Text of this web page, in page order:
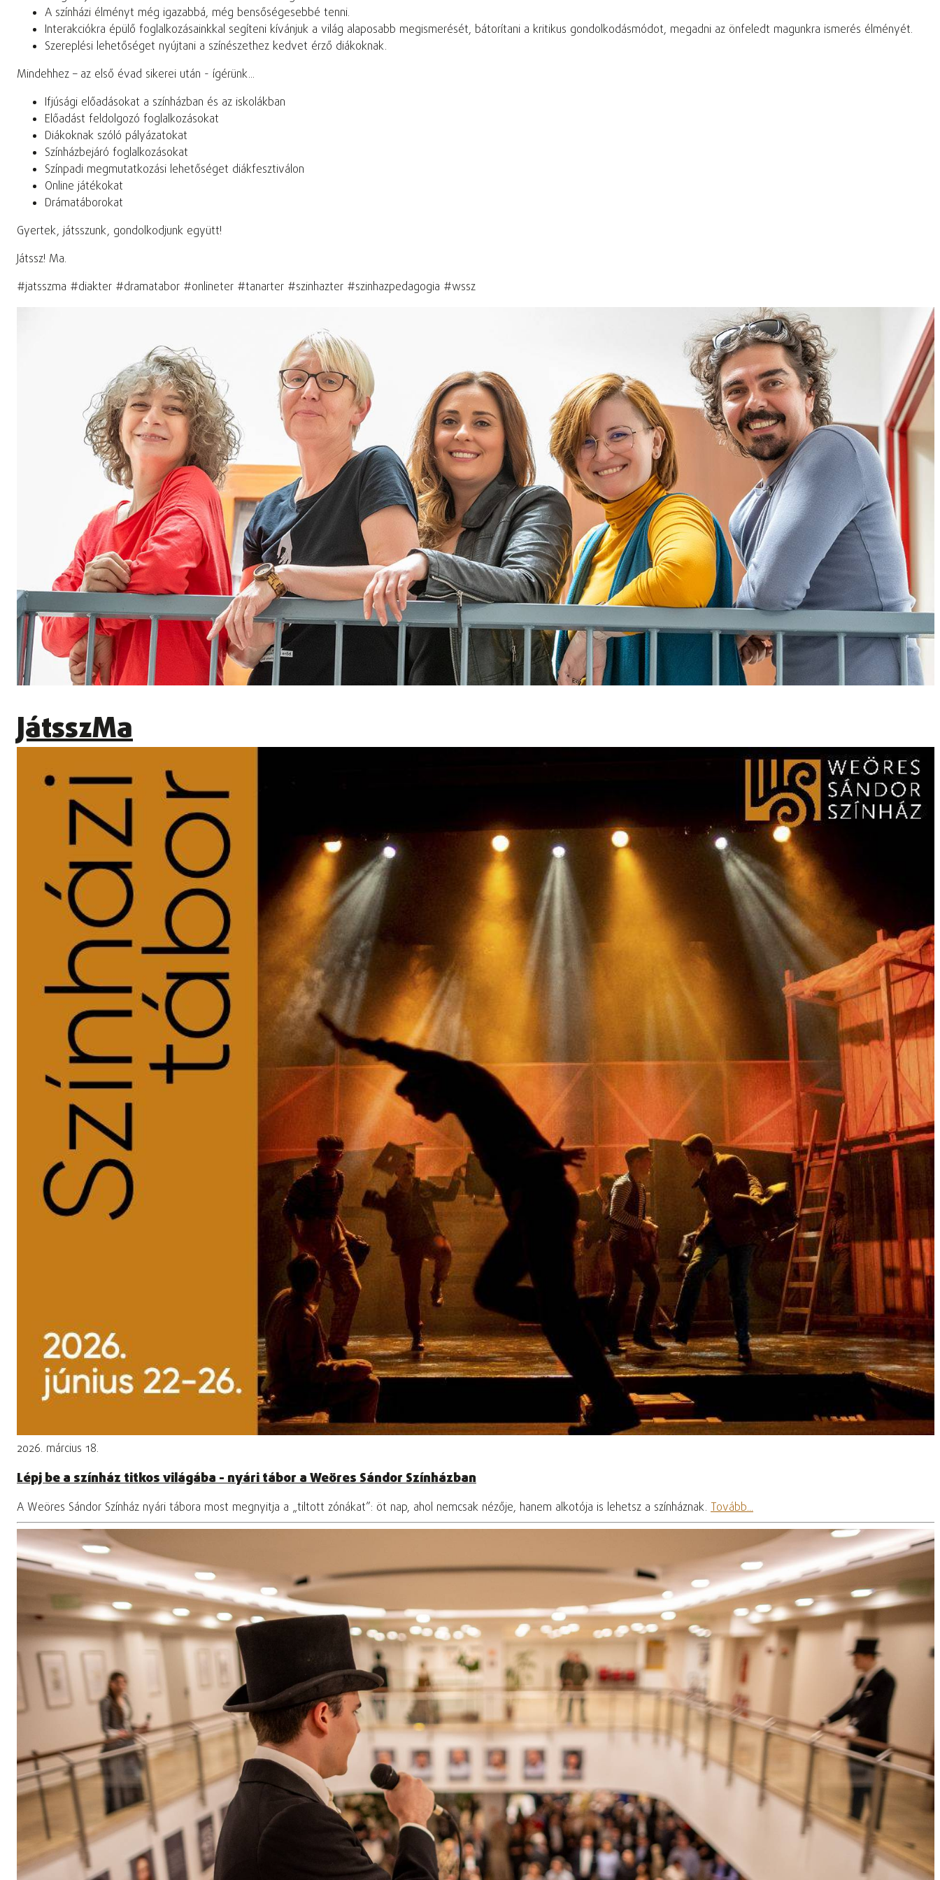
A színházi élményt még igazabbá, még bensőségesebbé tenni.
Interakciókra épülő foglalkozásainkkal segíteni kívánjuk a világ alaposabb megismerését, bátorítani a kritikus gondolkodásmódot, megadni az önfeledt magunkra ismerés élményét.
Szereplési lehetőséget nyújtani a színészethez kedvet érző diákoknak.
Mindehhez – az első évad sikerei után - ígérünk...
Ifjúsági előadásokat a színházban és az iskolákban
Előadást feldolgozó foglalkozásokat
Diákoknak szóló pályázatokat
Színházbejáró foglalkozásokat
Színpadi megmutatkozási lehetőséget diákfesztiválon
Online játékokat
Drámatáborokat
Gyertek, játsszunk, gondolkodjunk együtt!
Játssz! Ma.
#jatsszma #diakter #dramatabor #onlineter #tanarter #szinhazter #szinhazpedagogia #wssz
JátsszMa
2026. március 18.
Lépj be a színház titkos világába - nyári tábor a Weöres Sándor Színházban
A Weöres Sándor Színház nyári tábora most megnyitja a „tiltott zónákat”: öt nap, ahol nemcsak nézője, hanem alkotója is lehetsz a színháznak. Tovább...